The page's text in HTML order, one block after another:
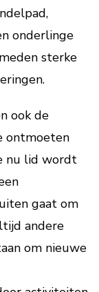
onderlinge
sterke
ook de
ontmoeten
nu lid wordt
gaat om
andere
om nieuwe